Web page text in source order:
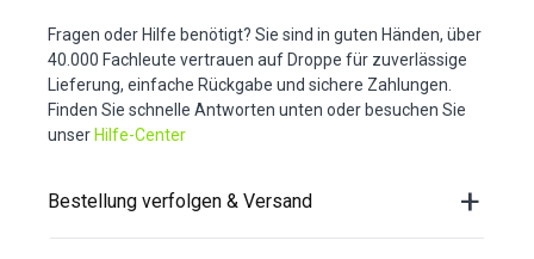
Fragen oder Hilfe benötigt? Sie sind in guten Händen, über
40.000 Fachleute vertrauen auf Droppe für zuverlässige
Lieferung, einfache Rückgabe und sichere Zahlungen.
Finden Sie schnelle Antworten unten oder besuchen Sie
unserHilfe-Center
Bestellung verfolgen & Versand